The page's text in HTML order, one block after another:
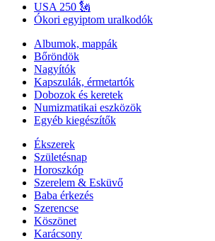
USA 250 🗽
Ókori egyiptom uralkodók
Albumok, mappák
Bőröndök
Nagyítók
Kapszulák, érmetartók
Dobozok és keretek
Numizmatikai eszközök
Egyéb kiegészítők
Ékszerek
Születésnap
Horoszkóp
Szerelem & Esküvő
Baba érkezés
Szerencse
Köszönet
Karácsony